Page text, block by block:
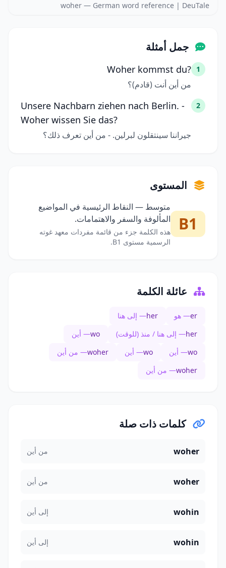
woher — German word reference | DeuTale
جمل أمثلة
1
Woher kommst du?
من أين أنت (قادم)؟
2
Unsere Nachbarn ziehen nach Berlin. -
Woher wissen Sie das?
جيراننا سينتقلون لبرلين. - من أين تعرف ذلك؟
المستوى
B1
متوسط — النقاط الرئيسية في المواضيع
المألوفة والسفر والاهتمامات.
هذه الكلمة جزء من قائمة مفردات معهد غوته
الرسمية مستوى B1.
عائلة الكلمة
er— هو her— إلى هنا
her— إلى هنا / منذ (للوقت) wo— أين
wo— أين wo— أين woher— من أين
woher— من أين
كلمات ذات صلة
woher من أين
woher من أين
wohin إلى أين
wohin إلى أين